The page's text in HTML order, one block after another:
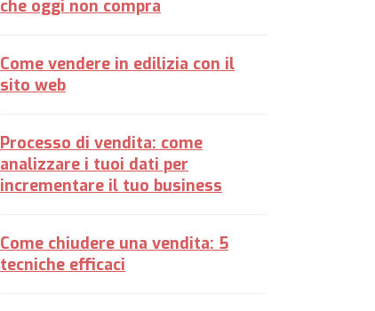
che oggi non compra
Come vendere in edilizia con il
sito web
Processo di vendita: come
analizzare i tuoi dati per
incrementare il tuo business
Come chiudere una vendita: 5
tecniche efficaci